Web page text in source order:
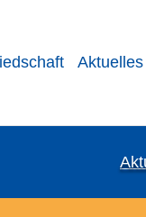
Aktuelles